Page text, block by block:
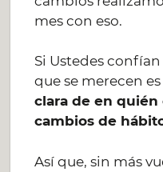
mes con eso.
Si Ustedes
que se merecen
clara de en
cambios de
Así que, sin más